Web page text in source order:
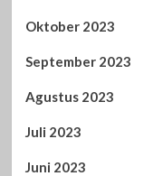
Oktober 2023
September 2023
Agustus 2023
Juli 2023
Juni 2023